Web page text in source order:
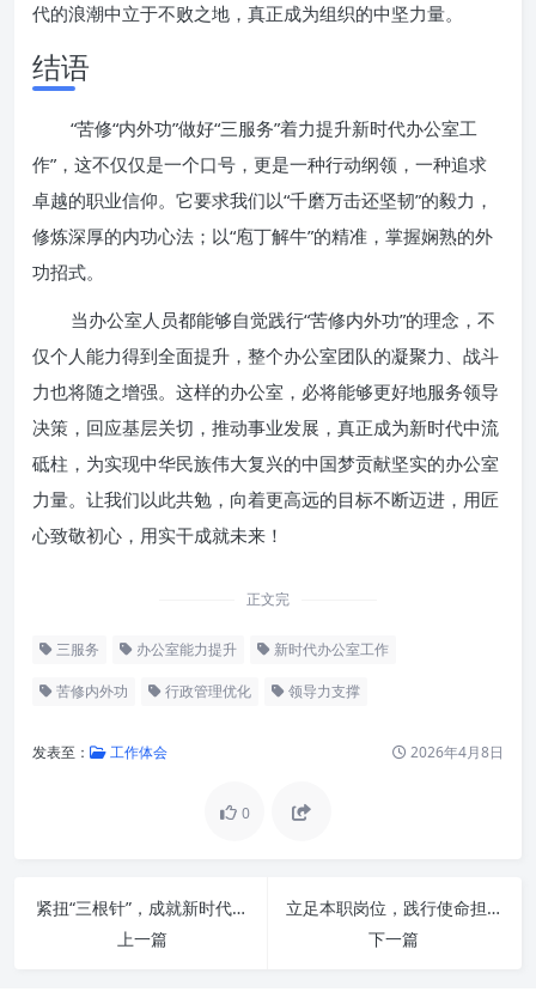
代的浪潮中立于不败之地，真正成为组织的中坚力量。
结语
“苦修“内外功”做好“三服务”着力提升新时代办公室工
作”，这不仅仅是一个口号，更是一种行动纲领，一种追求
卓越的职业信仰。它要求我们以“千磨万击还坚韧”的毅力，
修炼深厚的内功心法；以“庖丁解牛”的精准，掌握娴熟的外
功招式。
当办公室人员都能够自觉践行“苦修内外功”的理念，不
仅个人能力得到全面提升，整个办公室团队的凝聚力、战斗
力也将随之增强。这样的办公室，必将能够更好地服务领导
决策，回应基层关切，推动事业发展，真正成为新时代中流
砥柱，为实现中华民族伟大复兴的中国梦贡献坚实的办公室
力量。让我们以此共勉，向着更高远的目标不断迈进，用匠
心致敬初心，用实干成就未来！
正文完
三服务 办公室能力提升 新时代办公室工作
苦修内外功 行政管理优化 领导力支撑
发表至： 工作体会 2026年4月8日
0
紧扭“三根针”，成就新时代办公室工作的智慧枢纽与卓越基石
上一篇
立足本职岗位，践行使命担当：点亮职业生涯的“心”路启程
下一篇
何谓“苦修”：持之以恒的精进之
“软实力”